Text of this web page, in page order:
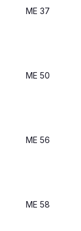
ME 37
ME 50
ME 56
ME 58